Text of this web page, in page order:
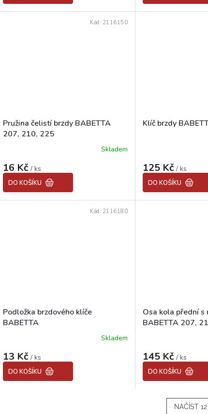
Pružina čelistí brzdy BABETTA
207, 210, 225
produktu
5,0
Skladem
16 Kč / ks
DO KOŠÍKU
Kód: 2116150
Klíč brzdy
produktu
4,0
125 Kč/ ks
DO KOŠÍKU
Podložka brzdového klíče
BABETTA
produktu
5,0
Skladem
13 Kč / ks
DO KOŠÍKU
Kód: 2116180
Osa kola přední s
BABETTA 207,
145 Kč/ ks
DO KOŠÍKU
NAČÍST